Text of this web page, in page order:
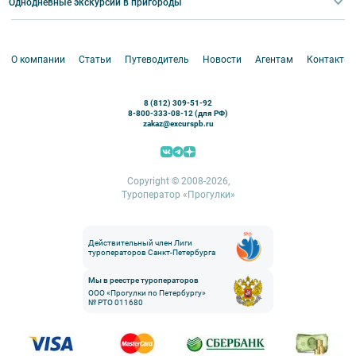
Круизы
Аренда водного транспорта
Кронштадт
Ораниенбаум
Пушкин (Царское село)
О компании Статьи Путеводитель Новости Агентам Контакты
8 (812) 309-51-92
8-800-333-08-12 (для РФ)
zakaz@excurspb.ru
Copyright © 2008-2026,
Туроператор «Прогулки»
Действительный член Лиги
туроператоров Санкт-Петербурга
Мы в реестре туроператоров
ООО «Прогулки по Петербургу»
№ РТО 011680